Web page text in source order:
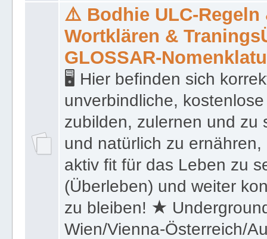
⚠️ Bodhie ULC-Regeln
Wortklären &
GLOSSAR-
🖥 Hier befinden sich
unverbindliche,
zubilden, zulernen und zu
und natürlich zu
aktiv fit für das Leben zu
(Überleben) und weiter
zu bleiben! ★
Wien/Vienna-Österreich/